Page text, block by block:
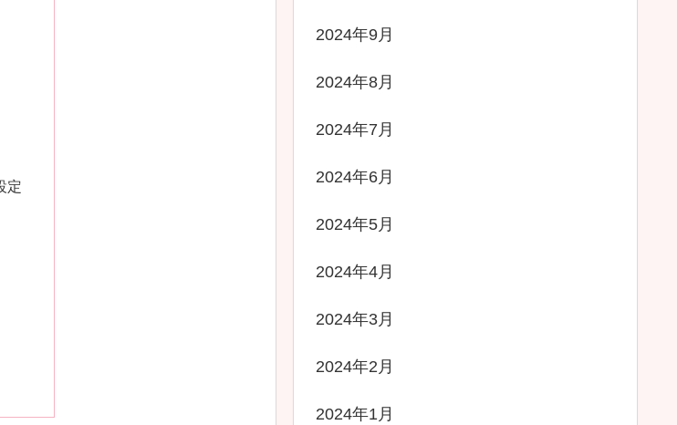
定
2024年9月
2024年8月
2024年7月
2024年6月
2024年5月
2024年4月
2024年3月
2024年2月
2024年1月